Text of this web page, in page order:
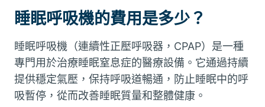
睡眠呼吸機的費用是多少？
睡眠呼吸機（連續性正壓呼吸器，CPAP）是一種
專門用於治療睡眠窒息症的醫療設備。它通過持續
提供穩定氣壓，保持呼吸道暢通，防止睡眠中的呼
吸暫停，從而改善睡眠質量和整體健康。